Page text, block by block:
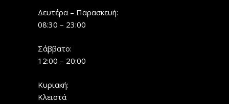
Δευτέρα – Παρασκευή:
08:30 – 23:00
Σάββατο:
12:00 – 20:00
Κυριακή:
Κλειστά